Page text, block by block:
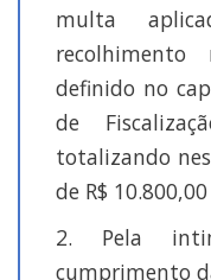
multa
definido no
de
totalizando
de R$
2. Pela
cumprimento